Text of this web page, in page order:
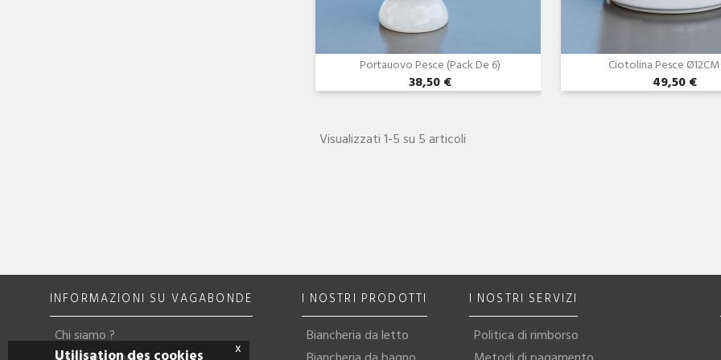
Portauovo Pesce (Pack De 6)
38,50 €
Ciotolina Pesce
49,50 €
Visualizzati 1-5 su 5 articoli
INFORMAZIONI SU VAGABONDE
Chi siamo ?
I NOSTRI PRODOTTI
Biancheria da letto
I NOSTRI SERVIZI
Politica di rimborso
x